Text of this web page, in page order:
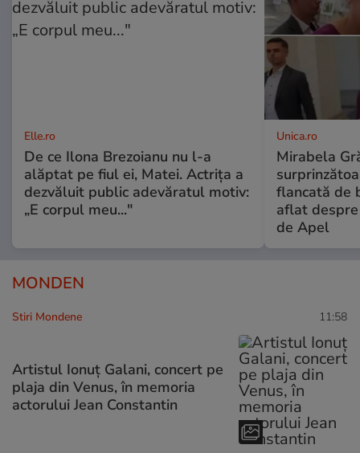
Elle.ro
De ce Ilona Brezoianu nu l-a
alăptat pe fiul ei, Matei. Actrița a
dezvăluit public adevăratul motiv:
„E corpul meu..."
Unica.ro
Mirabela
flancată de
aflat
de Apel
MONDEN
Stiri Mondene 11:58
Artistul Ionuț Galani, concert pe
plaja din Venus, în memoria
actorului Jean Constantin